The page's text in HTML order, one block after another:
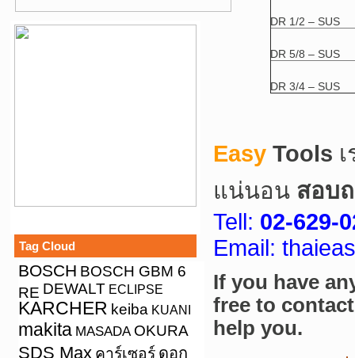
Tag Cloud
BOSCH BOSCH GBM 6
RE DEWALT ECLIPSE
KARCHER keiba KUANI
makita MASADA OKURA
SDS Max คาร์เซอร์ ดอก
DR 1/2 – SUS
DR 5/8 – SUS
DR 3/4 – SUS
Easy Tools
แน่นอน สอบ
Tell: 02-629-
Email:
If you have
free to
help you.